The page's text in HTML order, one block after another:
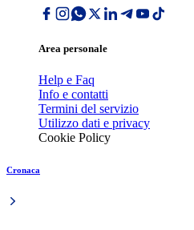
Area personale
Help e Faq
Info e contatti
Termini del servizio
Utilizzo dati e privacy
Cookie Policy
Cronaca